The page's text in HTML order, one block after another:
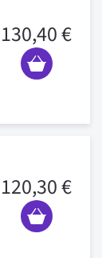
130,40 €
120,30 €